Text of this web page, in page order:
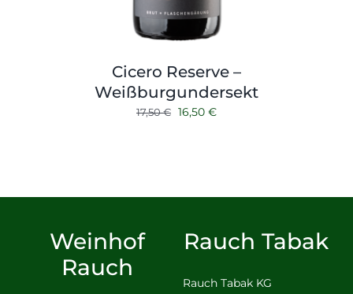
Cicero Reserve –
Weißburgundersekt
17,50€ Ursprünglicher
16,50 €Aktueller
Weinhof
Rauch
Rauch Tabak
Rauch Tabak KG